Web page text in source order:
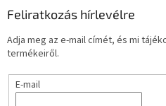
Feliratkozás hírlevélre
Adja meg az e-mail címét, és mi
termékeiről.
E-mail